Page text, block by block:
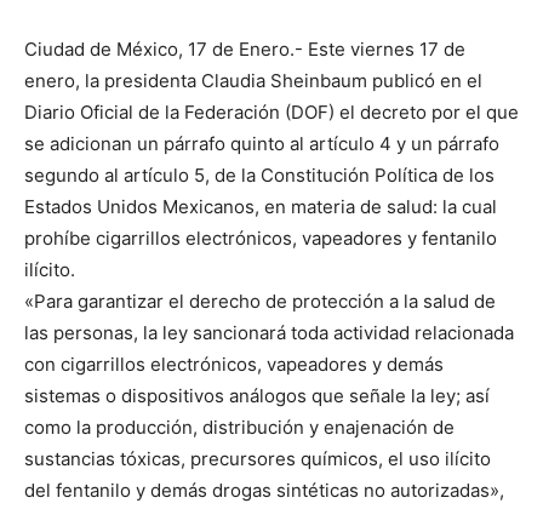
Ciudad de México, 17 de Enero.- Este viernes 17 de
enero, la presidenta Claudia Sheinbaum publicó en el
Diario Oficial de la Federación (DOF) el decreto por el que
se adicionan un párrafo quinto al artículo 4 y un párrafo
segundo al artículo 5, de la Constitución Política de los
Estados Unidos Mexicanos, en materia de salud: la cual
prohíbe cigarrillos electrónicos, vapeadores y fentanilo
ilícito.
«Para garantizar el derecho de protección a la salud de
las personas, la ley sancionará toda actividad relacionada
con cigarrillos electrónicos, vapeadores y demás
sistemas o dispositivos análogos que señale la ley; así
como la producción, distribución y enajenación de
sustancias tóxicas, precursores químicos, el uso ilícito
del fentanilo y demás drogas sintéticas no autorizadas»,